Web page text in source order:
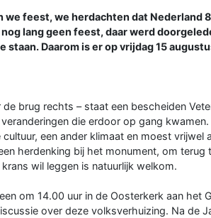
we feest, we herdachten dat Nederland
lang geen feest, daar werd
staan. Daarom is er op vrijdag 15
brug rechts – staat een bescheiden
die erdoor op gang
een ander klimaat en moest vrijwel
herdenking bij het monument, om
wil leggen is natuurlijk welkom.
om 14.00 uur in de Oosterkerk aan het
over deze volksverhuizing. Na de